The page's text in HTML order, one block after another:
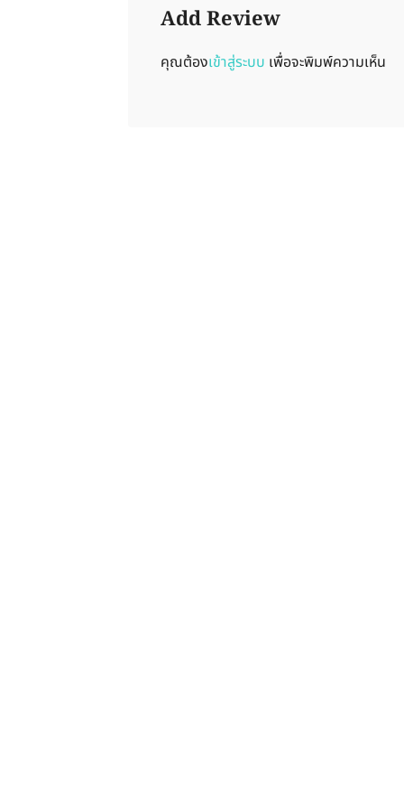
Add Review
คุณต้องเข้าสู่ระบบ เพื่อจะพิมพ์ความเห็น